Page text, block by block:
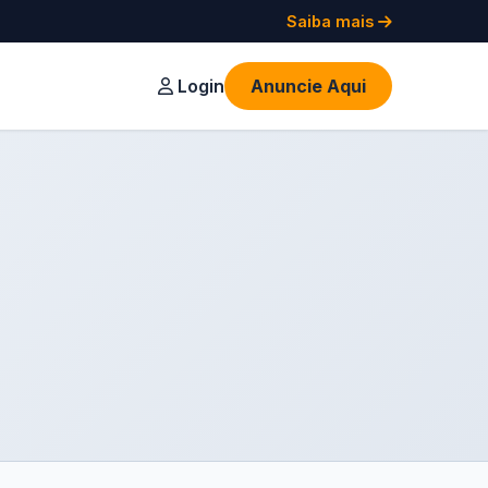
Saiba mais
Login Anuncie Aqui